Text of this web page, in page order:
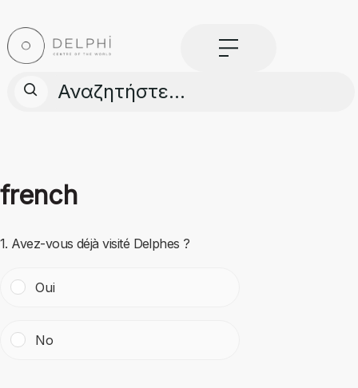
content
ΣΧΕΤΙΚΑ ΜΕ ΤΟ ΕΡΓΟ
ΜΕΝΟΥ
french
1. Avez-vous déjà visité Delphes ?
Oui
No